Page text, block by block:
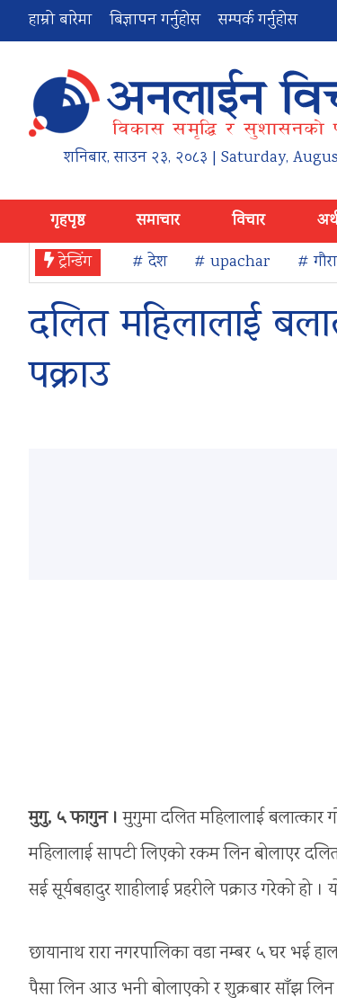
हाम्रो बारेमा बिज्ञापन गर्नुहोस सम्पर्क गर्नुहोस
शनिबार,साउन २३, २०८३ | Saturday,
गृहपृष्ठ समाचार विचार
ट्रेन्डिंग
# देश # upachar #
दलित महिलालाई
पक्राउ
मुगु, ५ फागुन । मुगुमा दलित महिलालाई बलात्कार
महिलालाई सापटी लिएको रकम लिन बोलाएर
सई सूर्यबहादुर शाहीलाई प्रहरीले पक्राउ गरेको हो
छायानाथ रारा नगरपालिका वडा नम्बर ५ घर
पैसा लिन आउ भनी बोलाएको र शुक्रबार साँझ लिन